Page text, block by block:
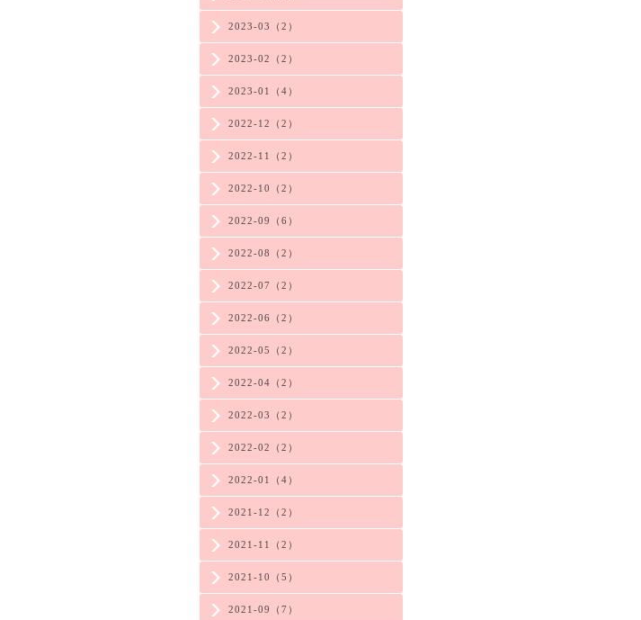
2023-03（2）
2023-02（2）
2023-01（4）
2022-12（2）
2022-11（2）
2022-10（2）
2022-09（6）
2022-08（2）
2022-07（2）
2022-06（2）
2022-05（2）
2022-04（2）
2022-03（2）
2022-02（2）
2022-01（4）
2021-12（2）
2021-11（2）
2021-10（5）
2021-09（7）